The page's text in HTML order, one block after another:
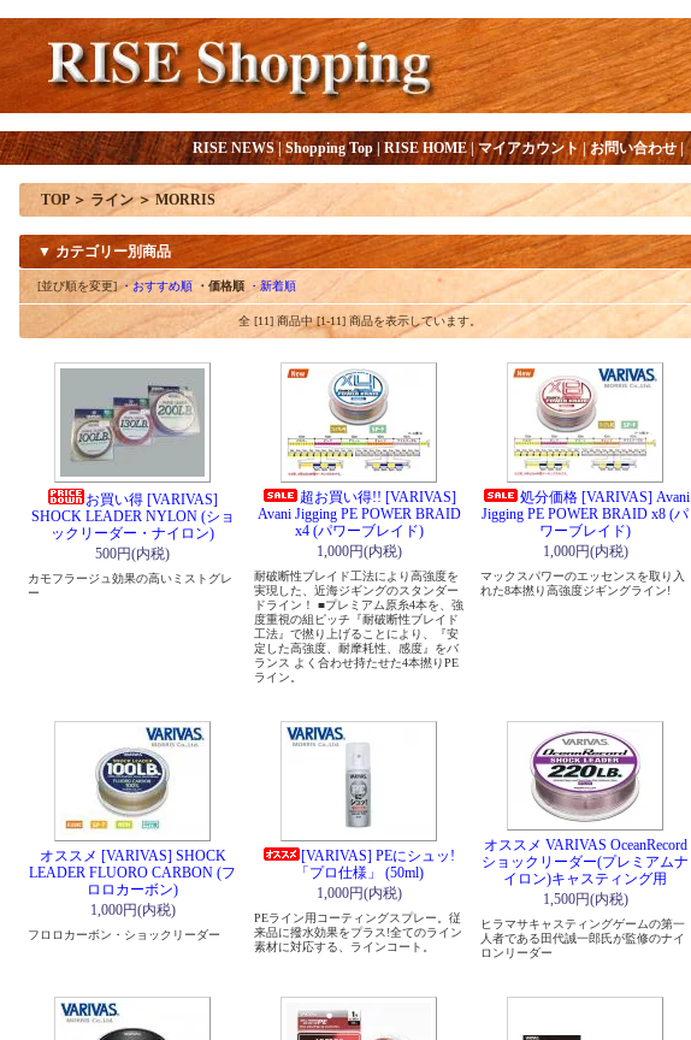
RISE NEWS|Shopping Top| RISE HOME|マイアカウント|お問い合わせ
TOP＞ ライン＞MORRIS
▼ カテゴリー別商品
[並び順を変更]・おすすめ順 ・価格順 ・新着順
全 [11] 商品中 [1-11] 商品を表示しています。
お買い得 [VARIVAS]
SHOCK LEADER NYLON (ショ
ックリーダー・ナイロン)
500円(内税)
カモフラージュ効果の高いミストグレ
ー
超お買い得!! [VARIVAS]
Avani Jigging PE POWER BRAID
x4 (パワーブレイド)
1,000円(内税)
耐破断性ブレイド工法により高強度を
実現した、近海ジギングのスタンダー
ドライン！ ■プレミアム原糸4本を、強
度重視の組ピッチ『耐破断性ブレイド
工法』で撚り上げることにより、『安
定した高強度、耐摩耗性、感度』をバ
ランス よく合わせ持たせた4本撚りPE
ライン。
処分価格 [VARIVAS] Avani
Jigging PE POWER BRAID x8 (パ
ワーブレイド)
1,000円(内税)
マックスパワーのエッセンスを取り入
れた8本撚り高強度ジギングライン!
オススメ [VARIVAS] SHOCK
LEADER FLUORO CARBON (フ
ロロカーボン)
1,000円(内税)
フロロカーボン・ショックリーダー
[VARIVAS] PEにシュッ!
「プロ仕様」 (50ml)
1,000円(内税)
PEライン用コーティングスプレー。従
来品に撥水効果をプラス!全てのライン
素材に対応する、ラインコート。
オススメ VARIVAS OceanRecord
ショックリーダー(プレミアムナ
イロン)キャスティング用
1,500円(内税)
ヒラマサキャスティングゲームの第一
人者である田代誠一郎氏が監修のナイ
ロンリーダー